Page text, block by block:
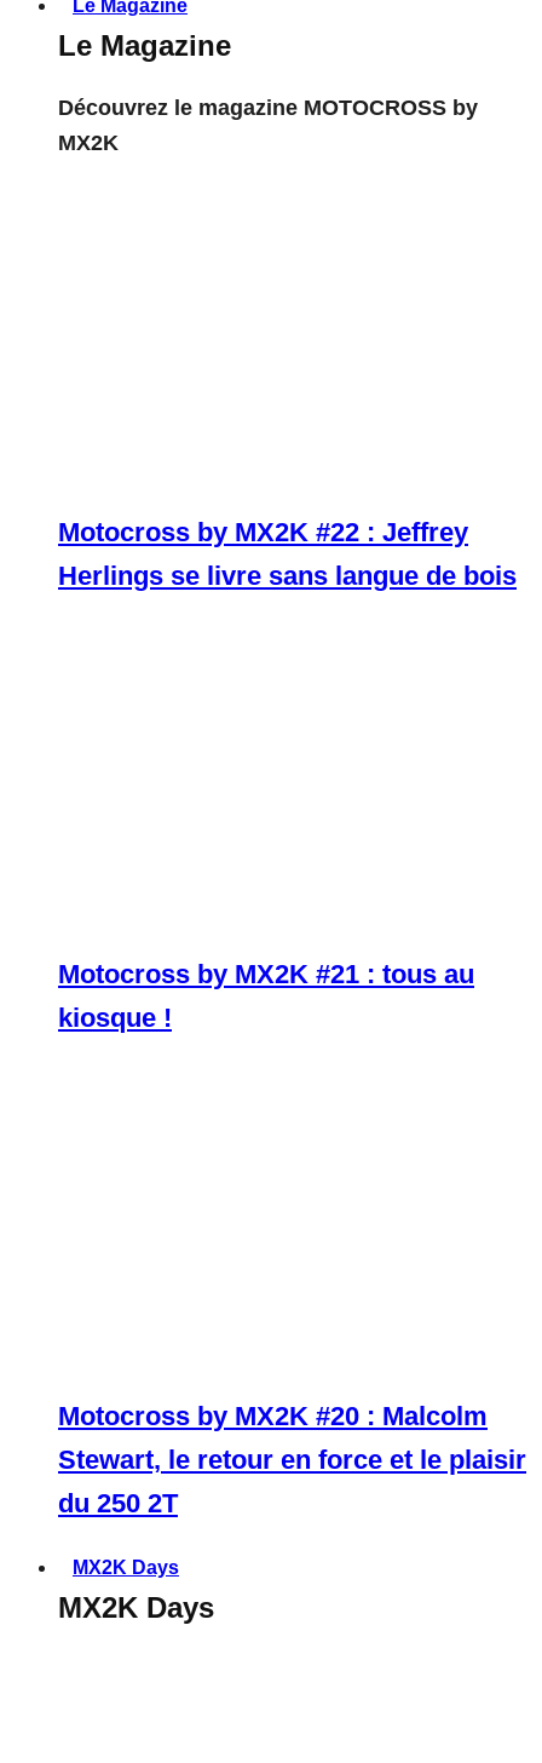
Le Magazine
Le Magazine
Découvrez le magazine MOTOCROSS by
MX2K
Motocross by MX2K #22 : Jeffrey
Herlings se livre sans langue de bois
Motocross by MX2K #21 : tous au
kiosque !
Motocross by MX2K #20 : Malcolm
Stewart, le retour en force et le plaisir
du 250 2T
MX2K Days
MX2K Days